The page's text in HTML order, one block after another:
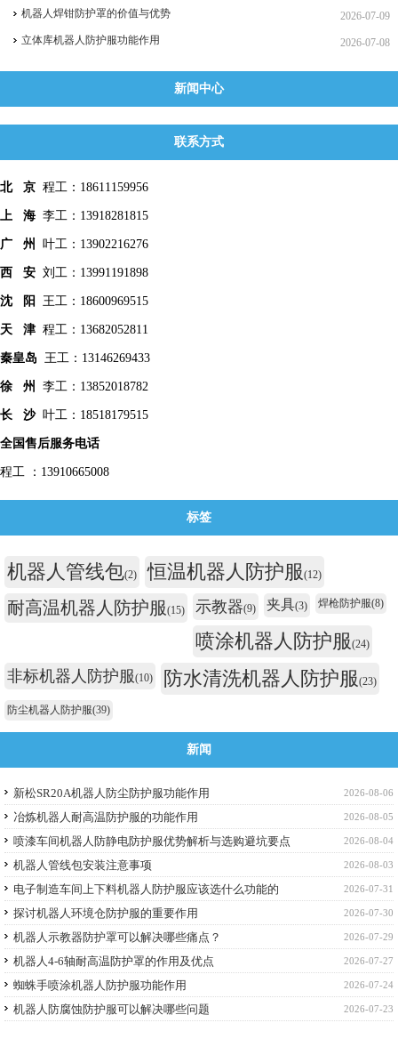
2026-07-09
机器人焊钳防护罩的价值与优势
2026-07-08
立体库机器人防护服功能作用
新闻中心
联系方式
北 京 程工：18611159956
上 海 李工：13918281815
广 州 叶工：13902216276
西 安 刘工：13991191898
沈 阳 王工：18600969515
天 津 程工：13682052811
秦皇岛 王工：13146269433
徐 州 李工：13852018782
长 沙叶工：18518179515
全国售后服务电话
程工 ：13910665008
标签
机器人管线包(2) 恒温机器人防护服(12)
耐高温机器人防护服(15) 示教器(9) 夹具(3) 焊枪防护服(8)
喷涂机器人防护服(24)
非标机器人防护服(10) 防水清洗机器人防护服(23)
防尘机器人防护服(39)
新闻
2026-08-06
新松SR20A机器人防尘防护服功能作用
2026-08-05
冶炼机器人耐高温防护服的功能作用
2026-08-04
喷漆车间机器人防静电防护服优势解析与选购避坑要点
2026-08-03
机器人管线包安装注意事项
2026-07-31
电子制造车间上下料机器人防护服应该选什么功能的
2026-07-30
探讨机器人环境仓防护服的重要作用
2026-07-29
机器人示教器防护罩可以解决哪些痛点？
2026-07-27
机器人4-6轴耐高温防护罩的作用及优点
2026-07-24
蜘蛛手喷涂机器人防护服功能作用
2026-07-23
机器人防腐蚀防护服可以解决哪些问题